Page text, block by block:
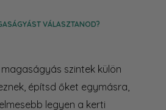
VÁLASZTANOD?
magaságyás szintek külön
építsd őket egymásra,
legyen a kerti